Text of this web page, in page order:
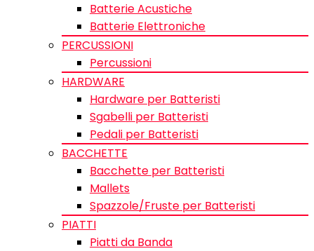
Batterie Acustiche
Batterie Elettroniche
PERCUSSIONI
Percussioni
HARDWARE
Hardware per Batteristi
Sgabelli per Batteristi
Pedali per Batteristi
BACCHETTE
Bacchette per Batteristi
Mallets
Spazzole/Fruste per Batteristi
PIATTI
Piatti da Banda